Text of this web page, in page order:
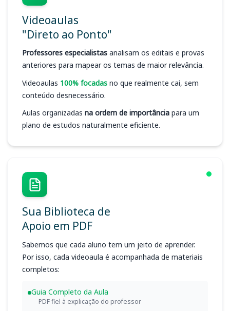
Videoaulas
"Direto ao Ponto"
Professores especialistas analisam os editais e provas
anteriores para mapear os temas de maior relevância.
Videoaulas 100% focadas no que realmente cai, sem
conteúdo desnecessário.
Aulas organizadas na ordem de importância para um
plano de estudos naturalmente eficiente.
Sua Biblioteca de
Apoio em PDF
Sabemos que cada aluno tem um jeito de aprender.
Por isso, cada videoaula é acompanhada de materiais
completos:
Guia Completo da Aula
PDF fiel à explicação do professor